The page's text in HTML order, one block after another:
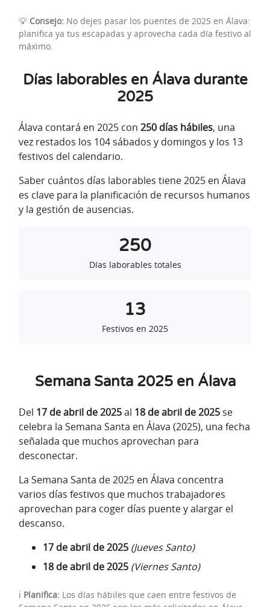
💡 Consejo: No dejes pasar los puentes de 2025 en Álava:
planifica ya tus escapadas y aprovecha cada día festivo al
máximo.
Días laborables en Álava durante
2025
Álava contará en 2025 con 250 días hábiles, una
vez restados los 104 sábados y domingos y los 13
festivos del calendario.
Saber cuántos días laborables tiene 2025 en Álava
es clave para la planificación de recursos humanos
y la gestión de ausencias.
250
Días laborables totales
13
Festivos en 2025
Semana Santa 2025 en Álava
Del 17 de abril de 2025al 18 de abril de 2025 se
celebra la Semana Santa en Álava (2025), una fecha
señalada que muchos aprovechan para
desconectar.
La Semana Santa de 2025 en Álava concentra
varios días festivos que muchos trabajadores
aprovechan para coger días puente y alargar el
descanso.
17 de abril de 2025 (Jueves Santo)
18 de abril de 2025 (Viernes Santo)
ℹ️ Planifica: Los días hábiles que caen entre festivos de